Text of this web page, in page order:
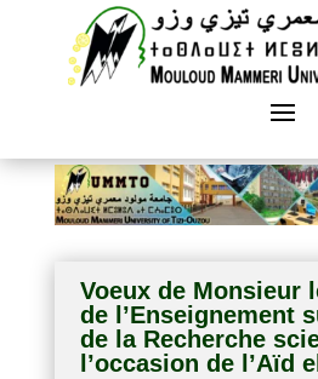
Voeux de Monsieur
de l’Enseignement
de la Recherche
l’occasion de l’Aïd